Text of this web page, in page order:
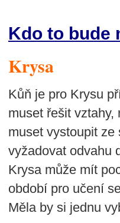
Kdo to bude
Krysa
Kůň je pro Krysu
muset řešit
muset vystoupit
vyžadovat odvahu
Krysa může mít
období pro učení
Měla by si jednu